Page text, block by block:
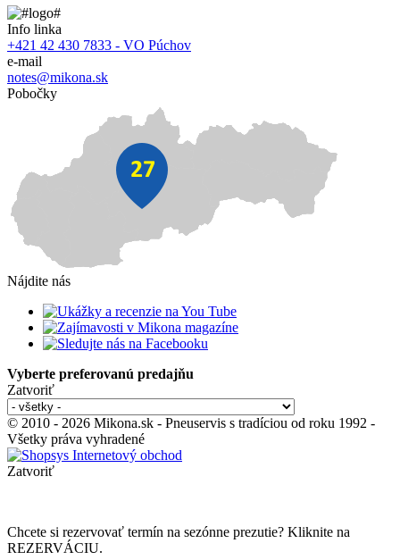
Info linka
+421 42 430 7833 - VO Púchov
e-mail
notes@mikona.sk
Pobočky
Nájdite nás
Vyberte preferovanú predajňu
Zatvoriť
© 2010 - 2026 Mikona.sk - Pneuservis s tradíciou od roku 1992 -
Všetky práva vyhradené
Zatvoriť
Chcete si rezervovať termín na sezónne prezutie? Kliknite na
REZERVÁCIU.